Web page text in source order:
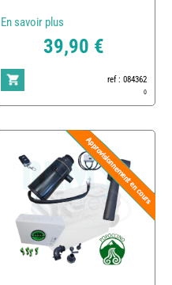
En savoir plus
39,90 €
ref : 084362
0